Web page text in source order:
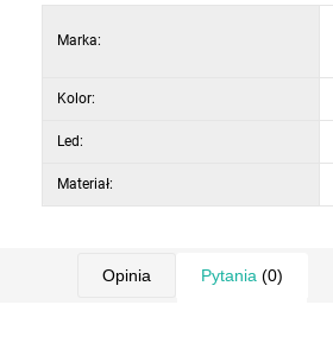
naturalnym lub chłodnym białym światłem. Lampa jest również ściemnialna, tj. jej jasność można regulować, a także posiada funkcję pamięci i
Marka:
Kolor:
Led:
Materiał:
Opinia Pytania (0)